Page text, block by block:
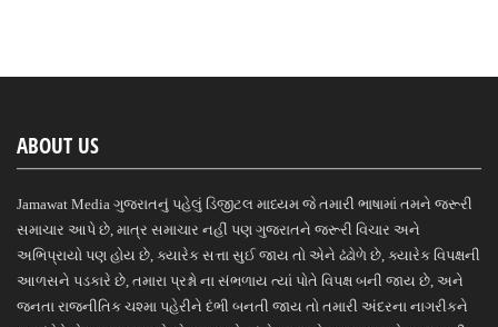
ABOUT US
Jamawat Media ગુજરાતનું પહેલું ડિજીટલ માધ્યમ જે તમારી ભાષામાં તમને જરૂરી
સમાચાર આપે છે, માત્ર સમાચાર નહીં પણ ગુજરાતને જરૂરી વિચાર અને
અભિપ્રાયો પણ હોય છે, ક્યારેક સત્તા સુઈ જાય તો એને ઢંઢોળે છે, ક્યારેક વિપક્ષની
આળસને પડકારે છે, તમારા પ્રશ્નો ના સંભળાય ત્યાં પોતે વિપક્ષ બની જાય છે, અને
જનતા રાજનીતિક ચશ્મા પહેરીને દંભી બનતી જાય તો તમારી અંદરના નાગરીકને